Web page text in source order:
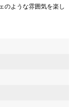
のような雰囲気を楽し